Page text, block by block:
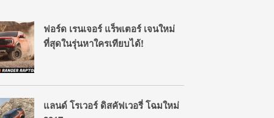
ฟอร์ด เรนเจอร์ แร็พเตอร์ เจนใหม่
ที่สุดในรุ่นหาใครเทียบได้!
แลนด์ โรเวอร์ ดิสคัฟเวอรี่ โฉมใหม่